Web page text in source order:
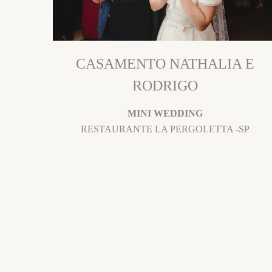
CASAMENTO NATHALIA E
RODRIGO
MINI WEDDING
RESTAURANTE LA PERGOLETTA -SP